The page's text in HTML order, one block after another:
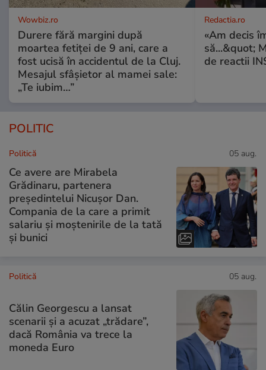
Wowbiz.ro
Durere fără margini după
moartea fetiței de 9 ani, care a
fost ucisă în accidentul de la Cluj.
Mesajul sfâșietor al mamei sale:
„Te iubim…”
Redactia.ro
«Am decis
să...&quot;
de reactii
POLITIC
Politică 05 aug.
Ce avere are Mirabela
Grădinaru, partenera
președintelui Nicușor Dan.
Compania de la care a primit
salariu și moștenirile de la tată
și bunici
Politică 05 aug.
Călin Georgescu a lansat
scenarii și a acuzat „trădare”,
dacă România va trece la
moneda Euro